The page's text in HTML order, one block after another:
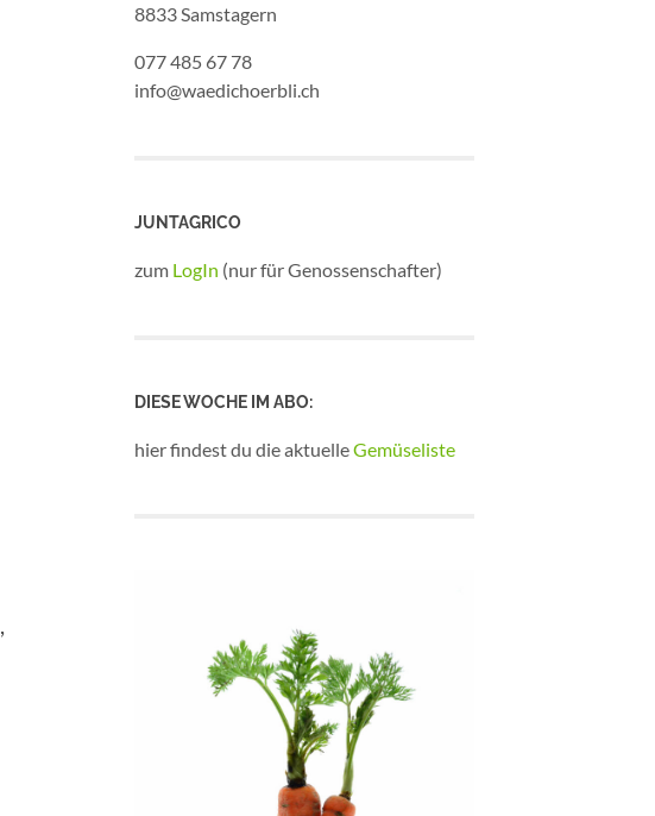
8833 Samstagern
077 485 67 78
info@waedichoerbli.ch
JUNTAGRICO
zum LogIn (nur für Genossenschafter)
DIESE WOCHE IM ABO:
hier findest du die aktuelleGemüseliste